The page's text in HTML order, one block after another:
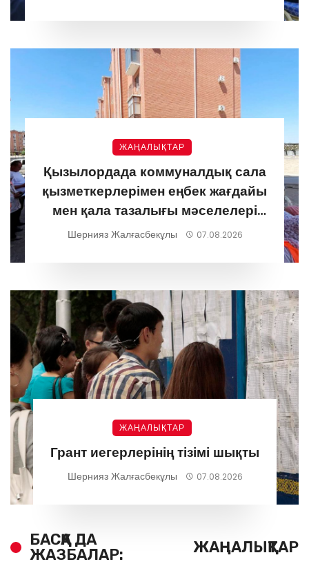
ЖАҢАЛЫҚТАР
Қызылордада коммуналдық сала
қызметкерлерімен еңбек жағдайы
мен қала тазалығы мәселелері
талқыланды
Шернияз Жалғасбекұлы 07.08.2026
ЖАҢАЛЫҚТАР
Грант иегерлерінің тізімі шықты
Шернияз Жалғасбекұлы 07.08.2026
БАСҚА ДА
ЖАЗБАЛАР:
ЖАҢАЛЫҚТАР